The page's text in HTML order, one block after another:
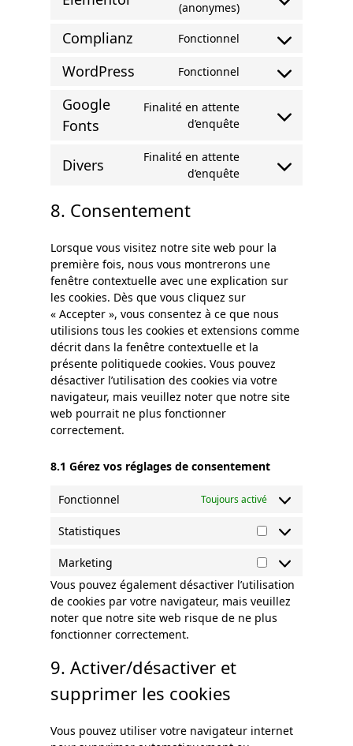
(anonymes)
Complianz Fonctionnel
WordPress Fonctionnel
Google
Fonts
Finalité en attente
d’enquête
Divers
Finalité en attente
d’enquête
8. Consentement
Lorsque vous visitez notre site web pour la
première fois, nous vous montrerons une
fenêtre contextuelle avec une explication sur
les cookies. Dès que vous cliquez sur
« Accepter », vous consentez à ce que nous
utilisions tous les cookies et extensions comme
décrit dans la fenêtre contextuelle et la
présente politiquede cookies. Vous pouvez
désactiver l’utilisation des cookies via votre
navigateur, mais veuillez noter que notre site
web pourrait ne plus fonctionner
correctement.
8.1 Gérez vos réglages de consentement
Fonctionnel Toujours activé
Statistiques
Marketing
Vous pouvez également désactiver l’utilisation
de cookies par votre navigateur, mais veuillez
noter que notre site web risque de ne plus
fonctionner correctement.
9. Activer/désactiver et
supprimer les cookies
Vous pouvez utiliser votre navigateur internet